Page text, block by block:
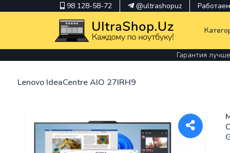
98 128-58-72 @ultrashopuz
kindle
envy
Гарантия
Lenovo IdeaCentre AIO 27IRH9